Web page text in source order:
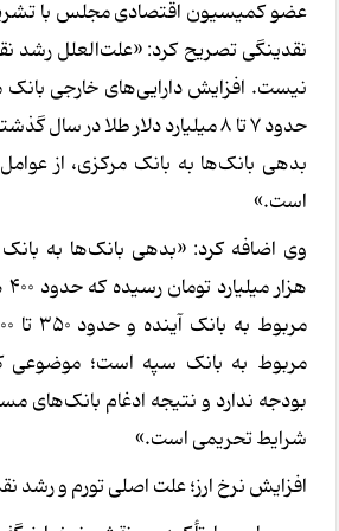
عضو کمیسیون اقتصادی مجلس با
نقدینگی تصریح کرد: «علت‌العلل رشد
نیست. افزایش دارایی‌های خارجی بانک
حدود 7 تا 8 میلیارد دلار طلا در
بدهی بانک‌ها به بانک مرکزی، از
است.»
مربوط به بانک سپه است؛ موضوعی
بودجه ندارد و نتیجه ادغام بانک‌های
شرایط تحریمی است.»
افزایش نرخ ارز؛ علت اصلی تورم و رشد